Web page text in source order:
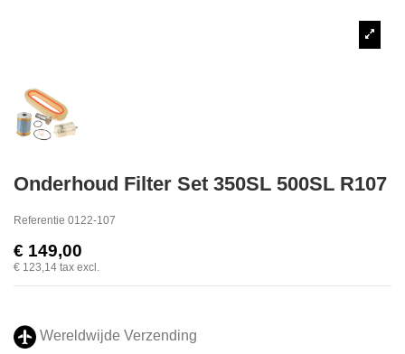
Onderhoud Filter Set 350SL 500SL R107
Referentie 0122-107
€ 149,00
€ 123,14 tax excl.
Wereldwijde Verzending